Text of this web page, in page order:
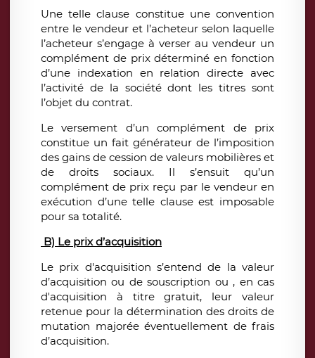
Une telle clause constitue une convention
entre le vendeur et l’acheteur selon laquelle
l’acheteur s’engage à verser au vendeur un
complément de prix déterminé en fonction
d’une indexation en relation directe avec
l’activité de la société dont les titres sont
l’objet du contrat.
Le versement d’un complément de prix
constitue un fait générateur de l’imposition
des gains de cession de valeurs mobilières et
de droits sociaux. Il s’ensuit qu’un
complément de prix reçu par le vendeur en
exécution d’une telle clause est imposable
pour sa totalité.
B) Le prix d’acquisition
Le prix d'acquisition s’entend de la valeur
d’acquisition ou de souscription ou , en cas
d'acquisition à titre gratuit, leur valeur
retenue pour la détermination des droits de
mutation majorée éventuellement de frais
d’acquisition.